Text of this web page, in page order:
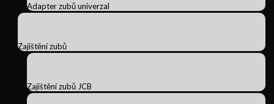
Adapter zubů univerzal
Zajištění zubů
Zajištění zubů JCB